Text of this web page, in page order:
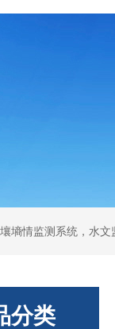
墒情监测系统，水
分类